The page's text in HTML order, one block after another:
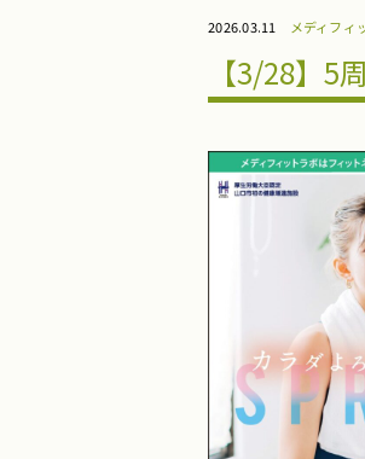
2026.03.11 メディフィ
【3/28】5